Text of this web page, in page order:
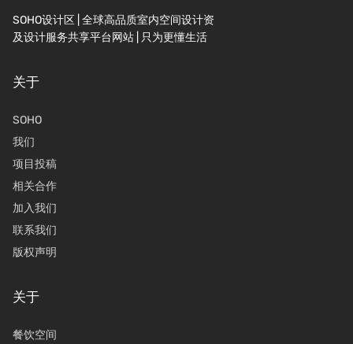
SOHO设计区 | 全球高品质室内空间设计资
及设计服务共享平台网站 | 只为更懂生活
关于
SOHO
我们
项目投稿
相关合作
加入我们
联系我们
版权声明
关于
餐饮空间